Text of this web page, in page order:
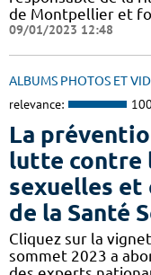
de Montpellier et
09/01/2023 12:48
ALBUMS PHOTOS ET
relevance:
La
lutte contre
sexuelles et
de la Santé
Cliquez sur la
sommet 2023 a